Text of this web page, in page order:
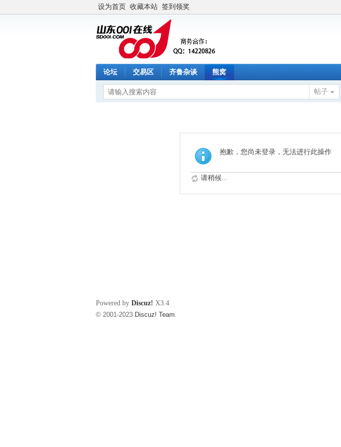
设为首页 收藏本站 签到领奖
论坛 交易区 齐鲁杂谈 熊窝
帖子
抱歉，您尚未登录，无法进行此操作
请稍候...
Powered by Discuz! X3.4
© 2001-2023 Discuz! Team.